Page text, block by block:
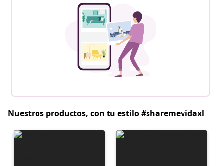
Nuestros productos, con tu estilo #sharemevidaxl